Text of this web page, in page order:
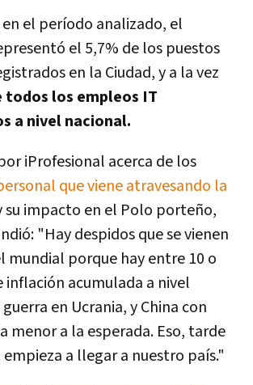
en el período analizado, el
el 5,7% de los puestos
en la Ciudad, y a la vez
todos los empleos IT
a nivel nacional.
iProfesional acerca de los
que viene atravesando la
su impacto en el Polo porteño,
"Hay despidos que se vienen
mundial porque hay entre 10 o
inflación acumulada a nivel
en Ucrania, y China con
menor a la esperada. Eso, tarde
a llegar a nuestro país."